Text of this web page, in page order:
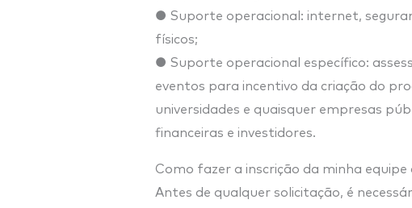
● Suporte operacional: internet,
físicos;
● Suporte operacional específico:
eventos para incentivo da criação do
universidades e quaisquer empresas
financeiras e investidores.
Como fazer a inscrição da minha equipe
Antes de qualquer solicitação, é